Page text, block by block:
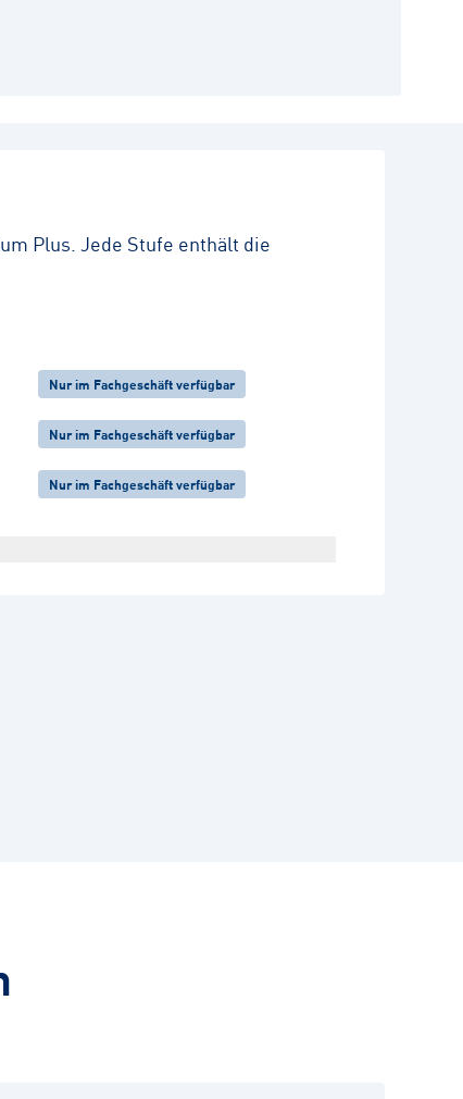
Plus. Jede Stufe enthält die
Nur im Fachgeschäft verfügbar
Nur im Fachgeschäft verfügbar
Nur im Fachgeschäft verfügbar